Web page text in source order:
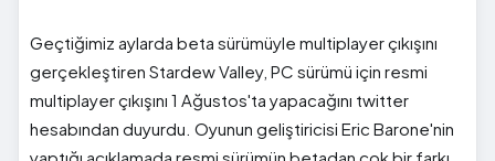
Geçtiğimiz aylarda beta sürümüyle multiplayer çıkışını
gerçekleştiren Stardew Valley, PC sürümü için resmi
multiplayer çıkışını 1 Ağustos'ta yapacağını twitter
hesabından duyurdu. Oyunun geliştiricisi Eric Barone'nin